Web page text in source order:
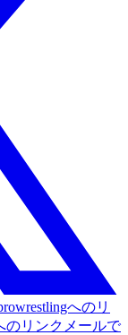
へのリ
のリンク メールで